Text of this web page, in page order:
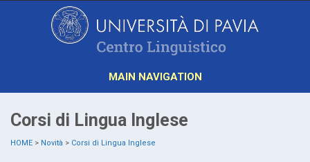
MAIN NAVIGATION
Corsi di Lingua Inglese
HOME > Novità > Corsi di Lingua Inglese